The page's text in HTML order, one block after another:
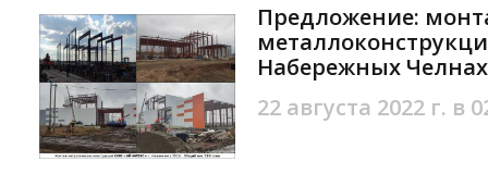
Предложение:
Набережных Челнах
22 августа 2022 г. в